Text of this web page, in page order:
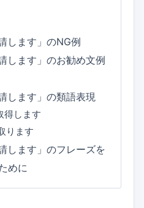
します」のNG例
します」のお勧め文例
します」の類語表現
得します
ります
します」のフレーズを
めに